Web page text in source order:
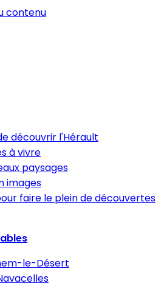
contenu
découvrir l'Hérault
à vivre
paysages
images
faire le plein de découvertes
le-Désert